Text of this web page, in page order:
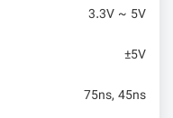
3.3V ~ 5V
±5V
75ns, 45ns